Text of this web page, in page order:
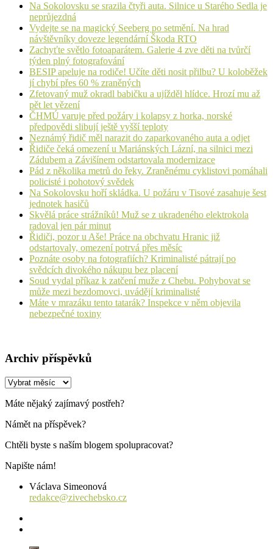
Na Sokolovsku se srazila čtyři auta. Silnice u Starého Sedla je
neprůjezdná
Vydejte se na magický Seeberg po setmění. Na hrad
návštěvníky doveze legendární Škoda RTO
Zachyťte světlo fotoaparátem. Galerie 4 zve děti na tvůrčí
týden plný fotografování
BESIP apeluje na rodiče! Učíte děti nosit přilbu? U koloběžek
jí chybí přes 60 % zraněných
Zfetovaný muž okradl babičku a ujížděl hlídce. Hrozí mu až
pět let vězení
ČHMÚ varuje před požáry i kolapsy z horka, norské
předpovědi slibují ještě vyšší teploty
Neznámý řidič měl narazit do zaparkovaného auta a odjet
Řidiče čeká omezení u Mariánských Lázní, na silnici mezi
Zádubem a Závišínem odstartovala modernizace
Pád z několika metrů do řeky. Zraněnému cyklistovi pomáhali
policisté i pohotový svědek
Na Sokolovsku hoří skládka. U požáru v Tisové zasahuje šest
jednotek hasičů
Skvělá práce strážníků! Muž se z ukradeného elektrokola
radoval jen pár minut
Řidiči, pozor u Aše! Práce na obchvatu Hranic již
odstartovaly, omezení potrvá přes měsíc
Poznáte osoby na fotografiích? Kriminalisté pátrají po
svědcích divokého nákupu bez placení
Soud vydal příkaz k zatčení muže z Chebu. Pohybovat se
může mezi bezdomovci, uvádějí kriminalisté
Máte v mrazáku tento tatarák? Inspekce v něm objevila
nebezpečné toxiny
Archiv příspěvků
Archiv
Máte nějaký zajímavý postřeh?
Námět na příspěvek?
Chtěli byste s naším blogem spolupracovat?
Napište nám!
Václava Simeonová
redakce@zivechebsko.cz